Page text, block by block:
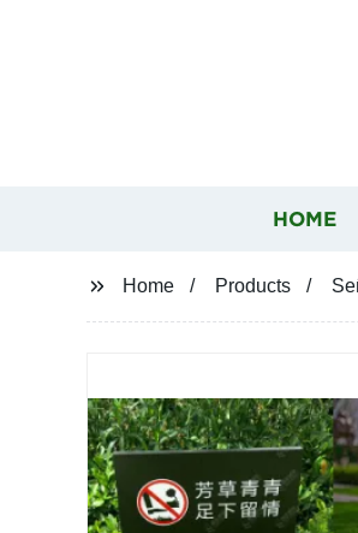
HOME
Home Products